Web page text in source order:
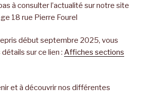
à consulter l’actualité sur notre site
18 rue Pierre Fourel
début septembre 2025, vous
sur ce lien : Affiches sections
et à découvrir nos différentes